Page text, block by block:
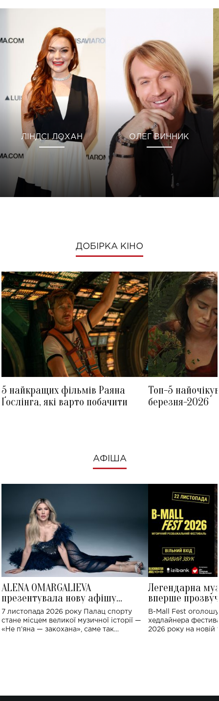
ЛІНДСІ ЛОХАН ОЛЕГ ВИННИК
ДОБІРКА КІНО
5 найкращих фільмів Раяна
Ґослінга, які варто побачити
Топ-5
березня-2026
АФІША
ALENA OMARGALIEVA
презентувала нову афішу
великого концерту в Палаці
спорту
7 листопада 2026 року Палац спорту
стане місцем великої музичної історії —
«Не пʼяна — закохана», саме так
Легендарна
вперше
Україні: де
B-Mall Fest
хедлайнера
2026 року на новій